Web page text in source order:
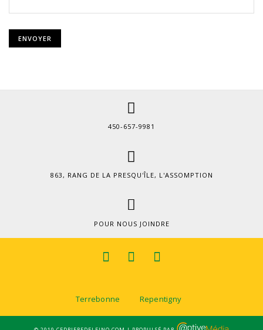
450-657-9981
863, RANG DE LA PRESQU'ÎLE, L'ASSOMPTION
POUR NOUS JOINDRE
Terrebonne Repentigny